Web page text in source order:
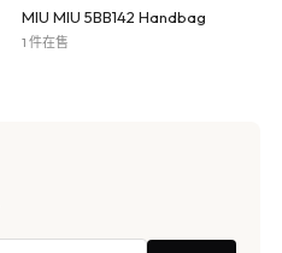
MIU MIU 5BB142 Handbag
1 件在售